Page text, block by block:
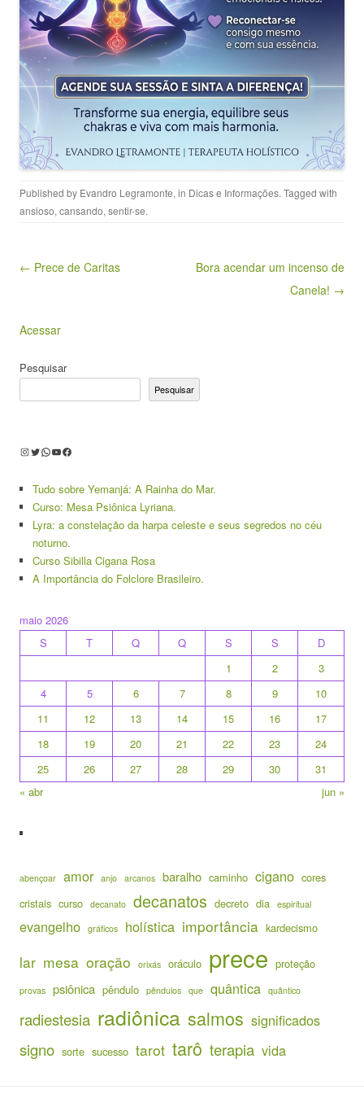
Published by Evandro Legramonte, in Dicas e Informações. Tagged with
ansioso,cansando,sentir-se.
Post navigation
← Prece de Caritas
Bora acendar um incenso de
Canela! →
Acessar
Pesquisar
Pesquisar
Instagram
Twitter
WhatsApp
Youtube
Facebook
Tudo sobre Yemanjá: A Rainha do Mar.
Curso: Mesa Psiônica Lyriana.
Lyra: a constelação da harpa celeste e seus segredos no céu
noturno.
Curso Sibilla Cigana Rosa
A Importância do Folclore Brasileiro.
maio 2026
S
T Q Q S S
D
1
2
3
4
5 6 7 8 9
10
11
12 13 14 15 16
17
18
19 20 21 22 23
24
25
26 27 28 29 30
31
« abr
jun »
abençoar amor anjo arcanos baralho caminho cigano cores
cristais curso decanato decanatos decreto dia espiritual
evangelho gráficos holística importância kardecismo
lar mesa oração orixás oráculo prece proteção
provas psiônica pêndulo pêndulos que quântica quântico
radiestesia radiônica salmos significados
signo sorte sucesso tarot tarô terapia vida